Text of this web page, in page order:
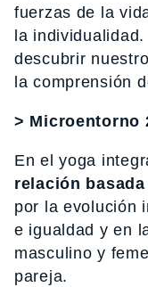
fuerzas de la
la
descubrir
la comprensión
> Microentorno
En el yoga
relación
por la evolución
e igualdad y en
masculino y
pareja.